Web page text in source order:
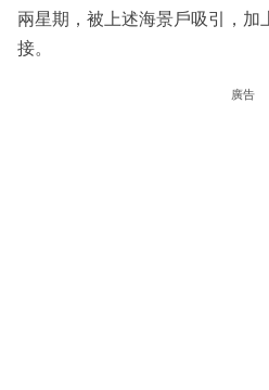
兩星期，被上述海景戶吸引，加
接。
廣告